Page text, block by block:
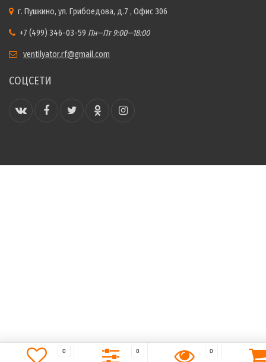
г. Пушкино, ул. Грибоедова, д.7 , Офис 306
+7 (499) 346-03-59 Пн—Пт 9:00—18:00
ventilyator.rf@gmail.com
СОЦСЕТИ
0 0 0